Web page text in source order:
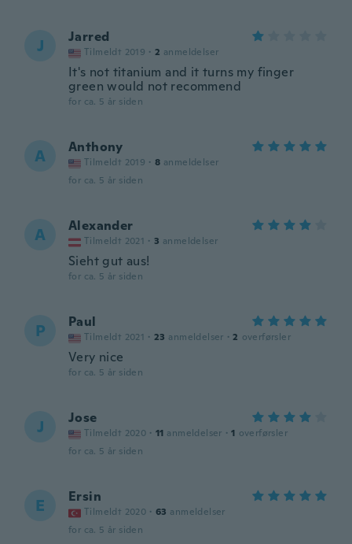
J Jarred
Tilmeldt 2019 · 2 anmeldelser
It's not titanium and it turns my finger
green would not recommend
for ca. 5 år siden
A Anthony
Tilmeldt 2019 · 8 anmeldelser
for ca. 5 år siden
A Alexander
Tilmeldt 2021 · 3 anmeldelser
Sieht gut aus!
for ca. 5 år siden
P Paul
Tilmeldt 2021 · 23 anmeldelser · 2 overførsler
Very nice
for ca. 5 år siden
J Jose
Tilmeldt 2020 · 11 anmeldelser · 1 overførsler
for ca. 5 år siden
E Ersin
Tilmeldt 2020 · 63 anmeldelser
for ca. 5 år siden